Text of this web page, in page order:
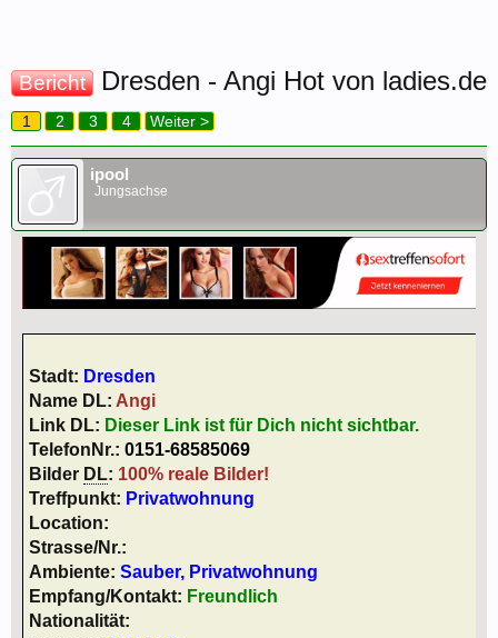
Bericht Dresden - Angi Hot von ladies.de
1 2 3 4 Weiter >
ipool
Jungsachse
Stadt: Dresden
Name DL: Angi
Link DL: Dieser Link ist für Dich nicht sichtbar.
TelefonNr.: 0151-68585069
Bilder DL: 100% reale Bilder!
Treffpunkt: Privatwohnung
Location:
Strasse/Nr.:
Ambiente: Sauber, Privatwohnung
Empfang/Kontakt: Freundlich
Nationalität: